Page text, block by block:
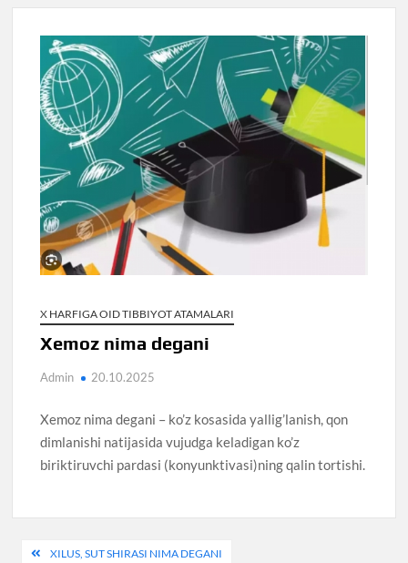
X HARFIGA OID TIBBIYOT ATAMALARI
Xemoz nima degani
Admin 20.10.2025
Xemoz nima degani – ko’z kosasida yallig’lanish, qon
dimlanishi natijasida vujudga keladigan ko’z
biriktiruvchi pardasi (konyunktivasi)ning qalin tortishi.
PostXILUS, SUT SHIRASI NIMA DEGANI